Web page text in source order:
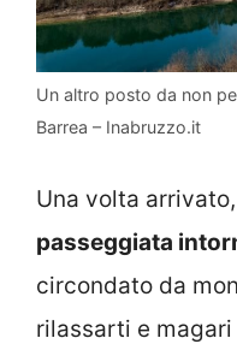
Un altro posto da non
Barrea – Inabruzzo.it
Una volta
passeggiata
circondato da
rilassarti e